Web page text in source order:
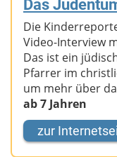
Das
Die
Video-Interview
Das ist ein
Pfarrer im
um mehr über
ab 7 Jahren
zur